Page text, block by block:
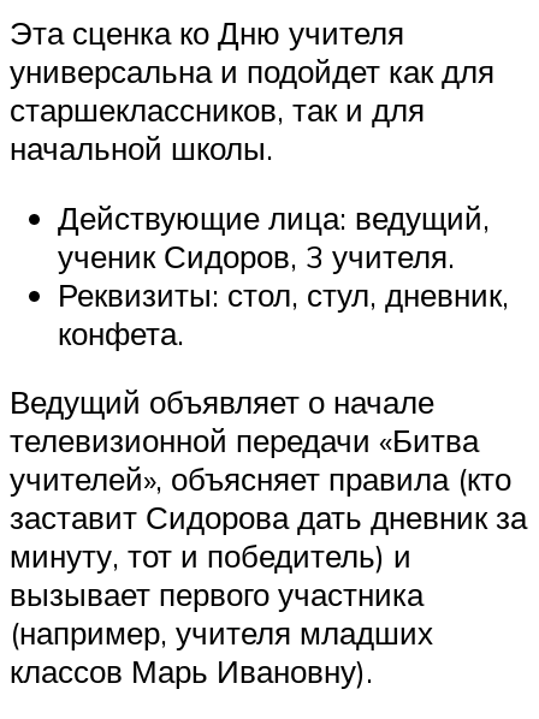
Эта сценка ко Дню учителя
универсальна и подойдет как для
старшеклассников, так и для
начальной школы.
Действующие лица: ведущий,
ученик Сидоров, 3 учителя.
Реквизиты: стол, стул, дневник,
конфета.
Ведущий объявляет о начале
телевизионной передачи «Битва
учителей», объясняет правила (кто
заставит Сидорова дать дневник за
минуту, тот и победитель) и
вызывает первого участника
(например, учителя младших
классов Марь Ивановну).